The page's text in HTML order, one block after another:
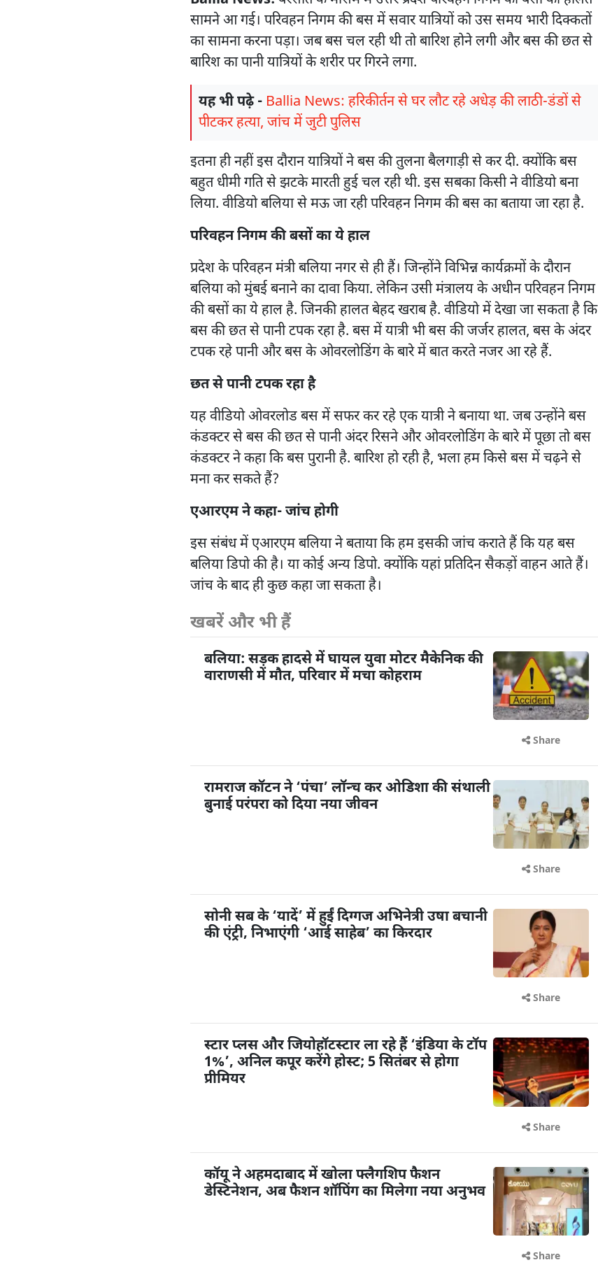
सामने आ गई। परिवहन निगम की बस में सवार यात्रियों को उस समय भारी दिक्कतों
का सामना करना पड़ा। जब बस चल रही थी तो बारिश होने लगी और बस की छत से
बारिश का पानी यात्रियों के शरीर पर गिरने लगा.
यह भी पढ़े - Ballia News: हरिकीर्तन से घर लौट रहे अधेड़ की लाठी-डंडों से
पीटकर हत्या, जांच में जुटी पुलिस
इतना ही नहीं इस दौरान यात्रियों ने बस की तुलना बैलगाड़ी से कर दी. क्योंकि बस
बहुत धीमी गति से झटके मारती हुई चल रही थी. इस सबका किसी ने वीडियो बना
लिया. वीडियो बलिया से मऊ जा रही परिवहन निगम की बस का बताया जा रहा है.
परिवहन निगम की बसों का ये हाल
प्रदेश के परिवहन मंत्री बलिया नगर से ही हैं। जिन्होंने विभिन्न कार्यक्रमों के दौरान
बलिया को मुंबई बनाने का दावा किया. लेकिन उसी मंत्रालय के अधीन परिवहन निगम
की बसों का ये हाल है. जिनकी हालत बेहद खराब है. वीडियो में देखा जा सकता है कि
बस की छत से पानी टपक रहा है. बस में यात्री भी बस की जर्जर हालत, बस के अंदर
टपक रहे पानी और बस के ओवरलोडिंग के बारे में बात करते नजर आ रहे हैं.
छत से पानी टपक रहा है
यह वीडियो ओवरलोड बस में सफर कर रहे एक यात्री ने बनाया था. जब उन्होंने बस
कंडक्टर से बस की छत से पानी अंदर रिसने और ओवरलोडिंग के बारे में पूछा तो बस
कंडक्टर ने कहा कि बस पुरानी है. बारिश हो रही है, भला हम किसे बस में चढ़ने से
मना कर सकते हैं?
एआरएम ने कहा- जांच होगी
इस संबंध में एआरएम बलिया ने बताया कि हम इसकी जांच कराते हैं कि यह बस
बलिया डिपो की है। या कोई अन्य डिपो. क्योंकि यहां प्रतिदिन सैकड़ों वाहन आते हैं।
जांच के बाद ही कुछ कहा जा सकता है।
खबरें और भी हैं
बलिया: सड़क हादसे में घायल युवा मोटर मैकेनिक की
वाराणसी में मौत, परिवार में मचा कोहराम
Share
रामराज कॉटन ने ‘पंचा’ लॉन्च कर ओडिशा की संथाली
बुनाई परंपरा को दिया नया जीवन
Share
सोनी सब के ‘यादें’ में हुईं दिग्गज अभिनेत्री उषा बचानी
की एंट्री, निभाएंगी ‘आई साहेब’ का किरदार
Share
स्टार प्लस और जियोहॉटस्टार ला रहे हैं ‘इंडिया के टॉप
1%’, अनिल कपूर करेंगे होस्ट; 5 सितंबर से होगा
प्रीमियर
Share
कॉयू ने अहमदाबाद में खोला फ्लैगशिप फैशन
डेस्टिनेशन, अब फैशन शॉपिंग का मिलेगा नया अनुभव
Share